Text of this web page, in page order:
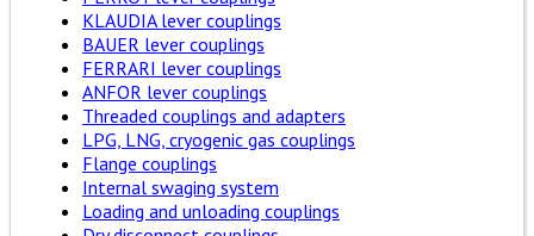
KLAUDIA lever couplings
BAUER lever couplings
FERRARI lever couplings
ANFOR lever couplings
Threaded couplings and adapters
LPG, LNG, cryogenic gas couplings
Flange couplings
Internal swaging system
Loading and unloading couplings